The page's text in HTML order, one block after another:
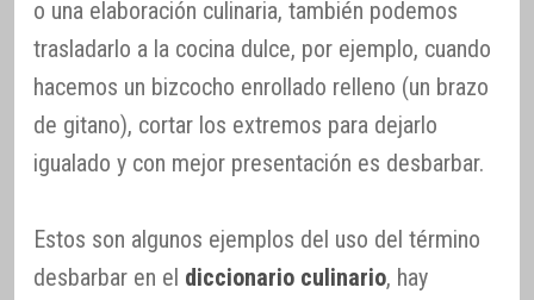
o una elaboración culinaria, también podemos
trasladarlo a la cocina dulce, por ejemplo, cuando
hacemos un bizcocho enrollado relleno (un brazo
de gitano), cortar los extremos para dejarlo
igualado y con mejor presentación es desbarbar.
Estos son algunos ejemplos del uso del término
desbarbar en el diccionario culinario, hay